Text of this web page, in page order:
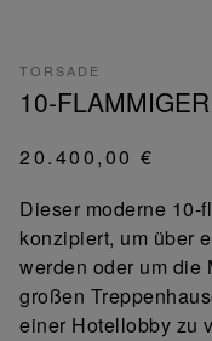
TORSADE
10-
20.400,00 €
Dieser moderne 10-
konzipiert, um über
werden oder um die
großen
einer Hotellobby zu